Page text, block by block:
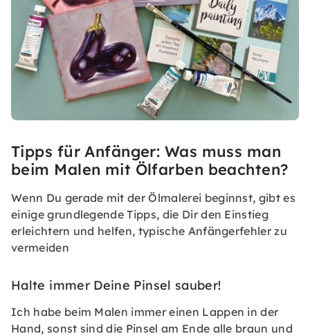
Tipps für Anfänger: Was muss man
beim Malen mit Ölfarben beachten?
Wenn Du gerade mit der Ölmalerei beginnst, gibt es
einige grundlegende Tipps, die Dir den Einstieg
erleichtern und helfen, typische Anfängerfehler zu
vermeiden
Halte immer Deine Pinsel sauber!
Ich habe beim Malen immer einen Lappen in der
Hand, sonst sind die Pinsel am Ende alle braun und